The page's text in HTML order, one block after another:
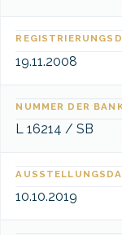
19.11.2008
NUMMER DER
L 16214 / SB
10.10.2019